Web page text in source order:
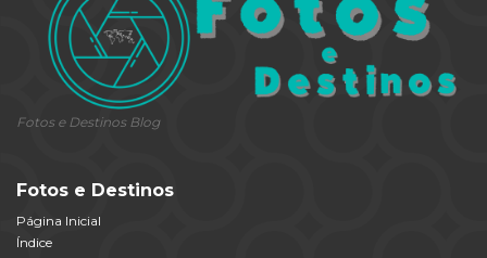
Fotos e Destinos Blog
Fotos e Destinos
Página Inicial
Índice